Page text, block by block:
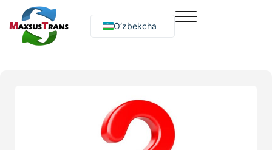
O‘zbekcha
Русский